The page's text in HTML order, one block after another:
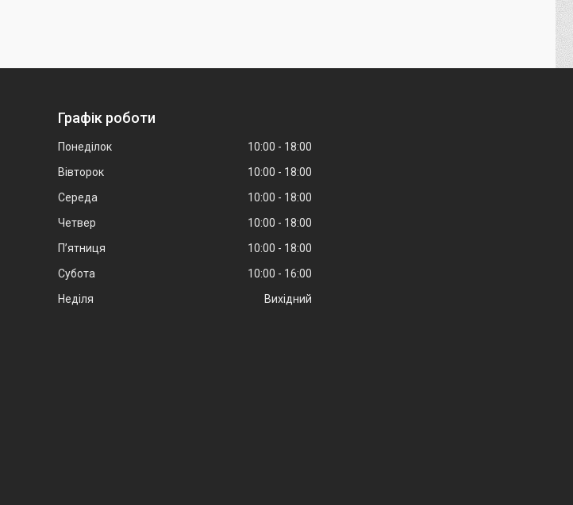
Графік роботи
Понеділок 10:00
18:00
Вівторок
10:00
18:00
Середа
10:00
18:00
Четвер
10:00
18:00
Пʼятниця
10:00
18:00
Субота
10:00
16:00
Неділя
Вихідний